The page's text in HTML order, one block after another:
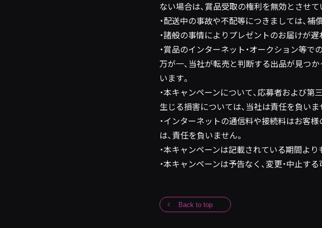
ない場合は、賞品受取の権利を無効とさせて
・配送中の事故や不配等につきましては、補
・諸般の事情によりプレゼントのお届けが
・賞品のインターネット・オークション等で
万が一、当社が転売と判断する出品が見つ
います。
・本キャンペーンについて、応募者および
生じる損害については、当社は責任を負いま
・インターネットの通信料や接続料はお客
は、責任を負いません。
・本キャンペーンは記載されている期間より
・本キャンペーンは予告なく、変更・中止す
Back to top